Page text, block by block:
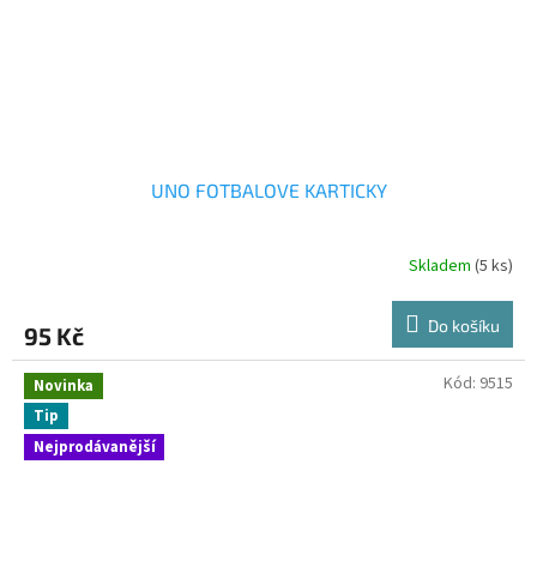
UNO FOTBALOVE KARTICKY
Skladem (5 ks)
95 Kč Do košíku
Novinka
Tip
Nejprodávanější
Kód: 9515